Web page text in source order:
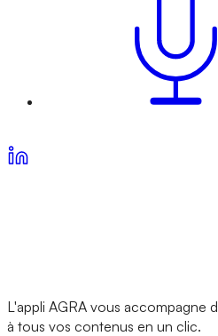
L'appli AGRA vous accompagne
à tous vos contenus en un clic.